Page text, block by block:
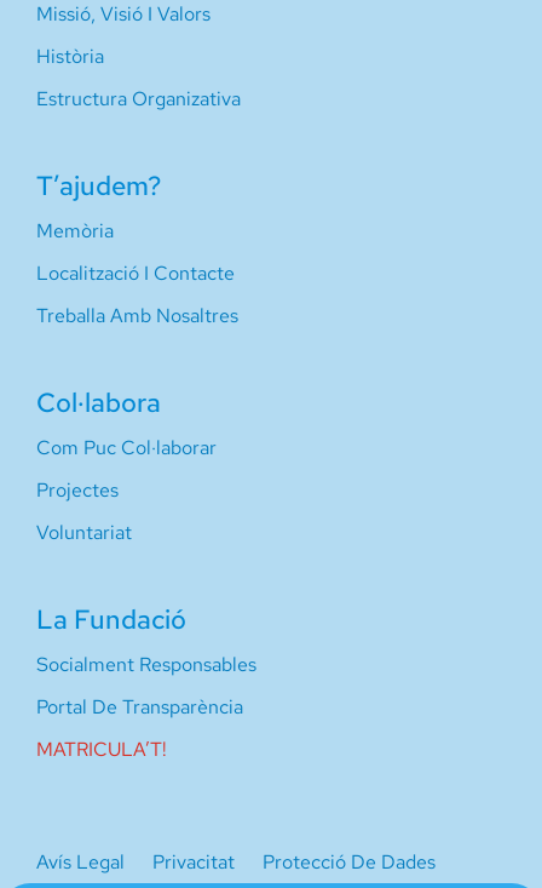
Missió, Visió I Valors
Història
Estructura Organizativa
T’ajudem?
Memòria
Localització I Contacte
Treballa Amb Nosaltres
Col·labora
Com Puc Col·laborar
Projectes
Voluntariat
La Fundació
Socialment Responsables
Portal De Transparència
MATRICULA’T!
Avís Legal Privacitat
Protecció De Dades